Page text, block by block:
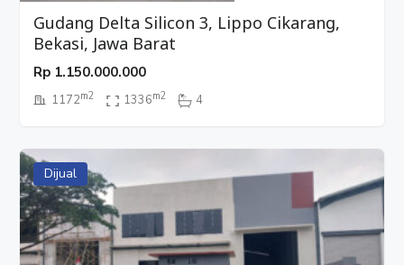
Gudang Delta Silicon 3, Lippo Cikarang,
Bekasi, Jawa Barat
Rp 1.150.000.000
1172m2 1336m2 4
Dijual